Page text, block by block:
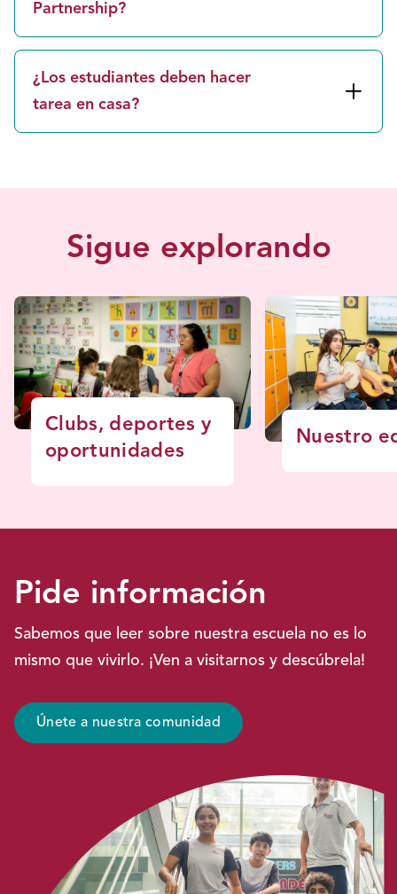
Partnership?
¿Los estudiantes deben hacer
tarea en casa?
Sigue explorando
Clubs, deportes y
oportunidades
Nuestro
Pide información
Sabemos que leer sobre nuestra escuela no es lo
mismo que vivirlo. ¡Ven a visitarnos y descúbrela!
Únete a nuestra comunidad